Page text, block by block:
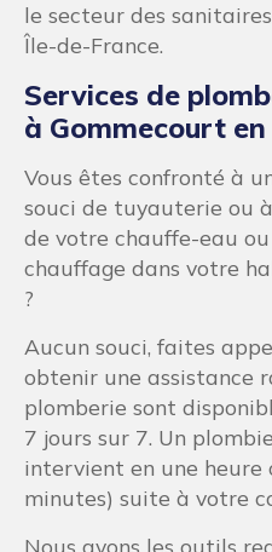
le secteur des
Île-de-France.
Services de
à Gommecourt
Vous êtes confronté à
souci de tuyauterie ou
de votre chauffe-eau
chauffage dans votre
?
Aucun souci, faites
obtenir une assistance
plomberie sont
7 jours sur 7. Un
intervient en une heure
minutes) suite à votre
Nous avons les outils